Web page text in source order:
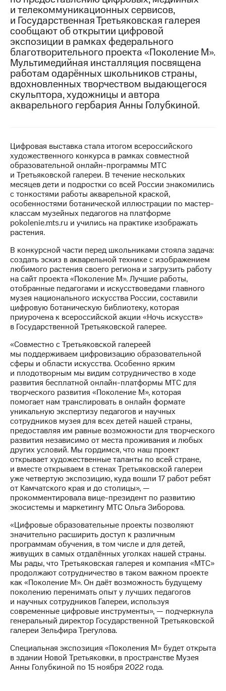
МТС
о технологиях
Достижения
Интервью
Финансовая
отчетность
и акционерам
Корпоративное
управление
Корпоративный
секретарь
Раскрытие
информации
Информация
акционерам
Документы
ПАО
"МТС"
Собрания
акционеров
Личный
кабинет
акционера
Акционерный
капитал
Контроль
и
аудит
Рынок
акций
Описание
Программа
приобретения
Порядок
выкупа
акций
Дивиденды
Рынок
облигаций
Описание
Уведомление
о
погашении
именных
облигаций
Другое
Регистратор
Реквизиты
Контакты
развитие
деловая этика
и телекоммуникационных сервисов,
и Государственная Третьяковская галерея
сообщают об открытии цифровой
экспозиции в рамках федерального
благотворительного проекта «Поколение М».
Мультимедийная инсталляция посвящена
работам одарённых школьников страны,
вдохновленных творчеством выдающегося
скульптора, художницы и автора
акварельного гербария Анны Голубкиной.
Цифровая выставка стала итогом всероссийского
художественного конкурса в рамках совместной
образовательной онлайн-программы МТС
и Третьяковской галереи. В течение нескольких
месяцев дети и подростки со всей России знакомились
с тонкостями работы акварельной краской,
особенностями ботанической иллюстрации по мастер-
классам музейных педагогов на платформе
pokolenie.mts.ru и учились на практике изображать
растения.
В конкурсной части перед школьниками стояла задача:
создать эскиз в акварельной технике с изображением
любимого растения своего региона и загрузить работу
на сайт проекта «Поколение М». Лучшие работы,
отобранные педагогами и искусствоведами главного
музея национального искусства России, составили
цифровую ботаническую библиотеку, которая
приурочена к всероссийской акции «Ночь искусств»
в Государственной Третьяковской галерее.
«Совместно с Третьяковской галереей
мы поддерживаем цифровизацию образовательной
сферы и области искусства. Особенно ярким
и плодотворным мы видим сотрудничество в ходе
развития бесплатной онлайн-платформы МТС для
творческого развития «Поколение М», которая
помогает нам транслировать в онлайн формате
уникальную экспертизу педагогов и научных
сотрудников музея для всех детей нашей страны,
предоставляя им равные возможности для творческого
развития независимо от места проживания и любых
других условий. Мы гордимся, что наш проект
открывает художественные таланты по всей стране,
и вместе открываем в стенах Третьяковской галереи
уже четвертую экспозицию, куда вошли 17 работ ребят
от Камчатского края и до столицы», —
прокомментировала вице-президент по развитию
экосистемы и маркетингу МТС Ольга Зиборова.
«Цифровые образовательные проекты позволяют
значительно расширить доступ к различным
программам обучения, в том числе и для детей,
живущих в самых отдалённых уголках нашей страны.
Мы рады, что Третьяковская галерея и компания «МТС»
продолжают сотрудничество в таком важном проекте
как «Поколение М». Он даёт возможность будущему
поколению перенимать опыт у лучших педагогов
и научных сотрудников Галереи, используя
современные цифровые инструменты», — подчеркнула
генеральный директор Государственной Третьяковской
галереи Зельфира Трегулова.
Специальная экспозиция «Поколения М» будет открыта
в здании Новой Третьяковки, в пространстве Музея
Анны Голубкиной по 15 ноября 2022 года.